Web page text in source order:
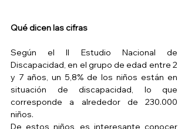
Qué dicen las cifras
Según el II Estudio Nacional de
Discapacidad, en el grupo de edad entre 2
y 7 años, un 5,8% de los niños están en
situación de discapacidad, lo que
corresponde a alrededor de 230.000
niños.
De estos niños, es interesante conocer